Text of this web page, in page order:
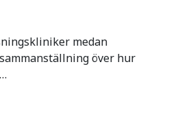
medan
över hur